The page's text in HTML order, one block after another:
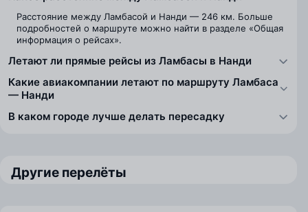
Расстояние между Ламбасой и Нанди — 246 км. Больше
подробностей о маршруте можно найти в разделе «Общая
информация о рейсах».
Летают ли прямые рейсы из Ламбасы в Нанди
Какие авиакомпании летают по маршруту Ламбаса
— Нанди
В каком городе лучше делать пересадку
Другие перелёты